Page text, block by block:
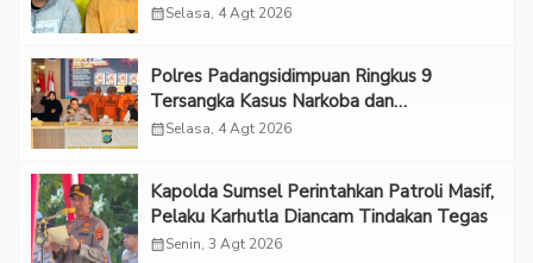
calendar_monthSelasa, 4 Agt 2026
Polres Padangsidimpuan Ringkus 9
Tersangka Kasus Narkoba dan
Penganiayaan
calendar_monthSelasa, 4 Agt 2026
Kapolda Sumsel Perintahkan Patroli Masif,
Pelaku Karhutla Diancam Tindakan Tegas
calendar_monthSenin, 3 Agt 2026